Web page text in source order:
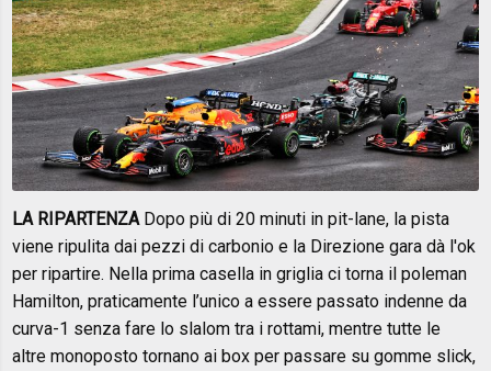
LA RIPARTENZA Dopo più di 20 minuti in pit-lane, la pista
viene ripulita dai pezzi di carbonio e la Direzione gara dà l'ok
per ripartire. Nella prima casella in griglia ci torna il poleman
Hamilton, praticamente l’unico a essere passato indenne da
curva-1 senza fare lo slalom tra i rottami, mentre tutte le
altre monoposto tornano ai box per passare su gomme slick,